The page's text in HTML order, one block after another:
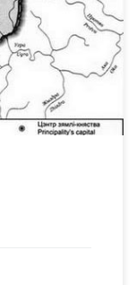
і Віцебскай
аснове
ў
[…]